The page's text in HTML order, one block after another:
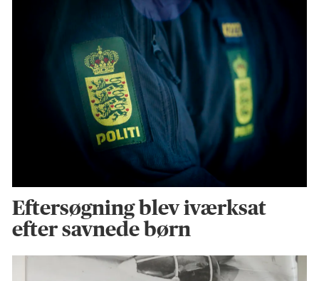
Eftersøgning blev iværksat
efter savnede børn